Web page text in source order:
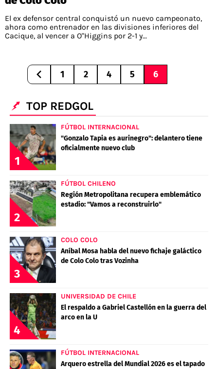
El ex defensor central conquistó un nuevo campeonato,
ahora como entrenador en las divisiones inferiores del
Cacique, al vencer a O"Higgins por 2-1 y...
1 2 4 5 6
TOP REDGOL
1
FÚTBOL INTERNACIONAL
"Gonzalo Tapia es aurinegro": delantero tiene
oficialmente nuevo club
2
FÚTBOL CHILENO
Región Metropolitana recupera emblemático
estadio: "Vamos a reconstruirlo"
3
COLO COLO
Aníbal Mosa habla del nuevo fichaje galáctico
de Colo Colo tras Vozinha
4
UNIVERSIDAD DE CHILE
El respaldo a Gabriel Castellón en la guerra del
arco en la U
FÚTBOL INTERNACIONAL
Arquero estrella del Mundial 2026 es el tapado